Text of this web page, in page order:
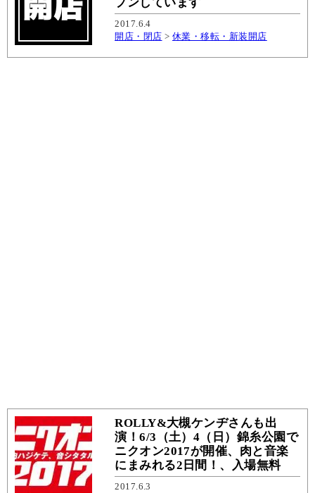
2017.6.4
開店・閉店 > 休業・移転・新装開店
ROLLY&大槻ケンヂさんも出
演！6/3（土）4（日）錦糸公園で
ニクオン2017が開催、肉と音楽
にまみれる2日間！、入場無料
2017.6.3